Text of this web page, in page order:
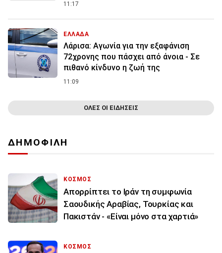
11:17
ΕΛΛΑΔΑ
Λάρισα: Αγωνία για την εξαφάνιση
72χρονης που πάσχει από άνοια - Σε
πιθανό κίνδυνο η ζωή της
11:09
ΟΛΕΣ ΟΙ ΕΙΔΗΣΕΙΣ
ΔΗΜΟΦΙΛΗ
ΚΟΣΜΟΣ
Απορρίπτει το Ιράν τη συμφωνία
Σαουδικής Αραβίας, Τουρκίας και
Πακιστάν - «Είναι μόνο στα χαρτιά»
ΚΟΣΜΟΣ